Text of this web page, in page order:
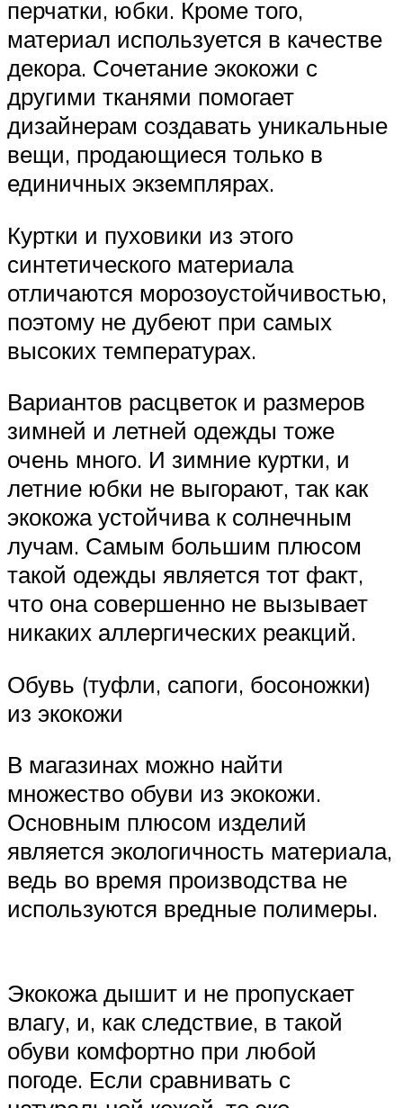
перчатки, юбки. Кроме того,
материал используется в качестве
декора. Сочетание экокожи с
другими тканями помогает
дизайнерам создавать уникальные
вещи, продающиеся только в
единичных экземплярах.
Куртки и пуховики из этого
синтетического материала
отличаются морозоустойчивостью,
поэтому не дубеют при самых
высоких температурах.
Вариантов расцветок и размеров
зимней и летней одежды тоже
очень много. И зимние куртки, и
летние юбки не выгорают, так как
экокожа устойчива к солнечным
лучам. Самым большим плюсом
такой одежды является тот факт,
что она совершенно не вызывает
никаких аллергических реакций.
Обувь (туфли, сапоги, босоножки)
из экокожи
В магазинах можно найти
множество обуви из экокожи.
Основным плюсом изделий
является экологичность материала,
ведь во время производства не
используются вредные полимеры.
Экокожа дышит и не пропускает
влагу, и, как следствие, в такой
обуви комфортно при любой
погоде. Если сравнивать с